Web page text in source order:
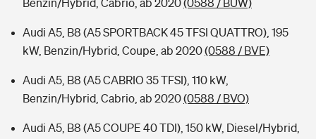
Benzin/Hybrid, Cabrio, ab 2020(0588 / BUW)
Audi A5, B8 (A5 SPORTBACK 45 TFSI QUATTRO), 195
kW, Benzin/Hybrid, Coupe, ab 2020(0588 / BVE)
Audi A5, B8 (A5 CABRIO 35 TFSI), 110 kW,
Benzin/Hybrid, Cabrio, ab 2020(0588 / BVO)
Audi A5, B8 (A5 COUPE 40 TDI), 150 kW, Diesel/Hybrid,